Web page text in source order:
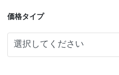
価格タイプ